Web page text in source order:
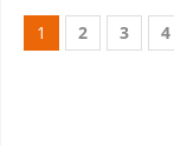
1 2 3 4